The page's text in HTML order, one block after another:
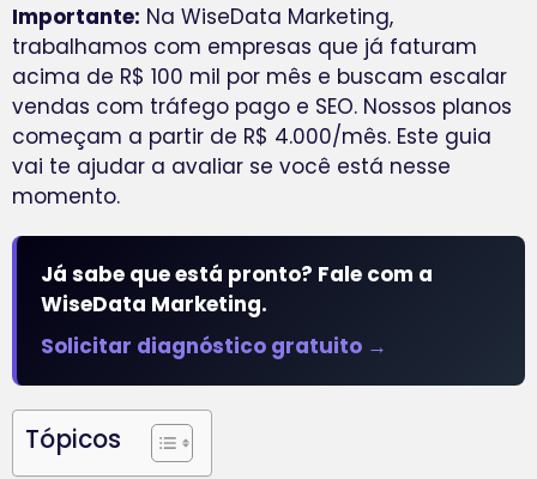
Importante: Na WiseData Marketing,
trabalhamos com empresas que já faturam
acima de R$ 100 mil por mês e buscam escalar
vendas com tráfego pago e SEO. Nossos planos
começam a partir de R$ 4.000/mês. Este guia
vai te ajudar a avaliar se você está nesse
momento.
Já sabe que está pronto? Fale com a
WiseData Marketing.
Solicitar diagnóstico gratuito →
Tópicos